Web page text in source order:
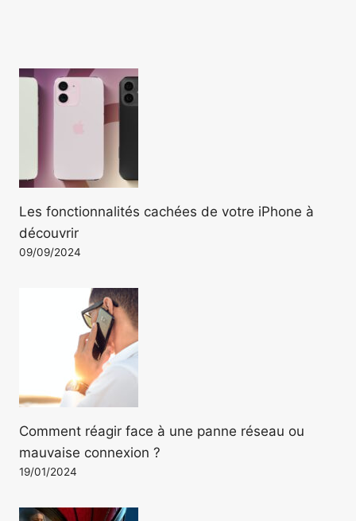
Les fonctionnalités cachées de votre iPhone à
découvrir
09/09/2024
Comment réagir face à une panne réseau ou
mauvaise connexion ?
19/01/2024